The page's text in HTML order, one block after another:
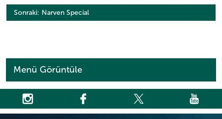
gezinmesi
Sonraki: Narven Special
Menü Görüntüle